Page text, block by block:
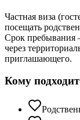
Частная виза
посещать
Срок пребывания
через
приглашающего.
Кому